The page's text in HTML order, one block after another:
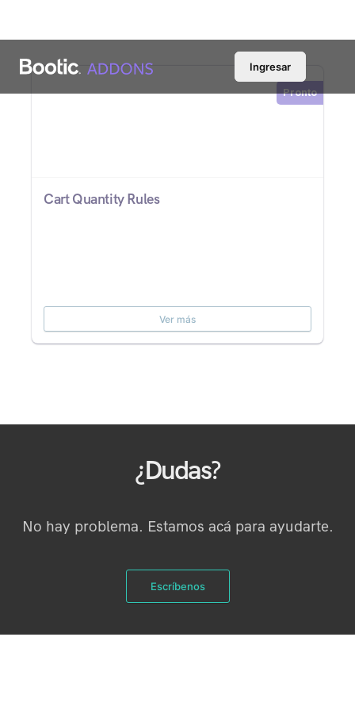
Ingresar
Pronto
Cart Quantity Rules
Ver más
¿Dudas?
No hay problema. Estamos acá para ayudarte.
Escríbenos